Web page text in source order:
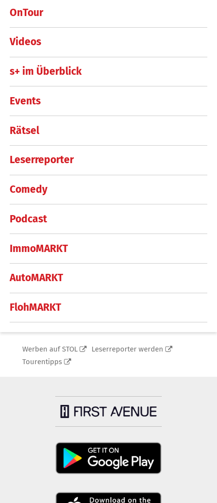
OnTour
Videos
s+ im Überblick
Events
Rätsel
Leserreporter
Comedy
Podcast
ImmoMARKT
AutoMARKT
FlohMARKT
Werben auf STOL
Leserreporter werden
Tourentipps